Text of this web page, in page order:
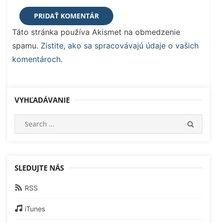
Táto stránka používa Akismet na obmedzenie
spamu. Zistite, ako sa spracovávajú údaje o vašich
komentároch.
VYHĽADÁVANIE
SLEDUJTE NÁS
RSS
iTunes